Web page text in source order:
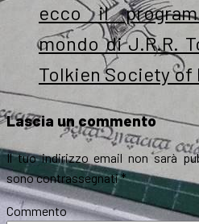
ecco il
mondo di J.R.R.
Tolkien Society of
Lascia un commento
Il tuo indirizzo email non sarà
sono contrassegnati*